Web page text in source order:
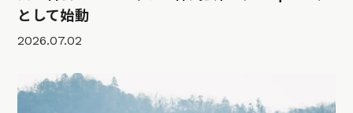
として始動
2026.07.02